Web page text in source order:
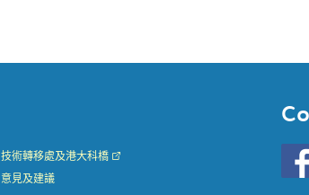
技術轉移處及港大科橋
意見及建議
HKU